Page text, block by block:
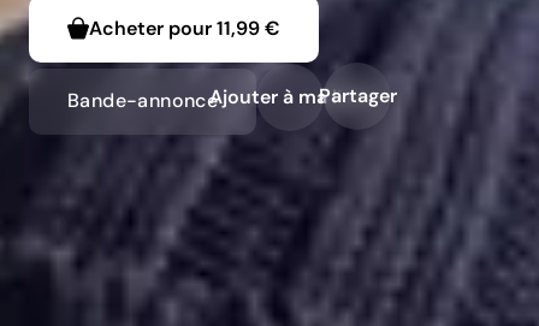
Acheter pour11,99 €
Bande-annonceAjouter à ma liste
Partager